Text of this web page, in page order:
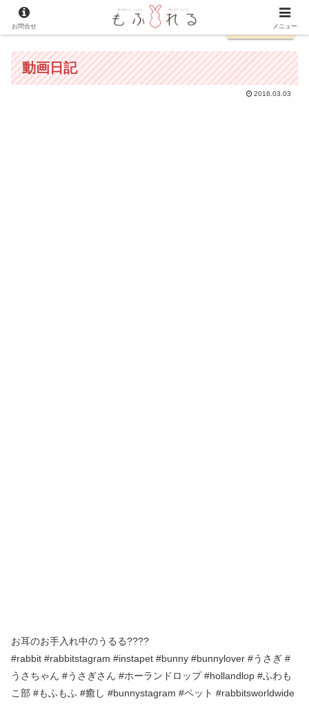
English
動画日記
2016.03.03
お耳のお手入れ中のうるる????
#rabbit #rabbitstagram #instapet #bunny #bunnylover #うさぎ #
うさちゃん #うさぎさん #ホーランドロップ #hollandlop #ふわも
こ部 #もふもふ #癒し #bunnystagram #ペット #rabbitsworldwide
お問合せ メニュー